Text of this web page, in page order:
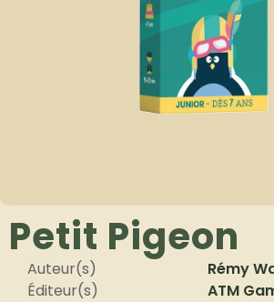
Petit Pigeon
Auteur(s)
Rémy
Éditeur(s)
ATM